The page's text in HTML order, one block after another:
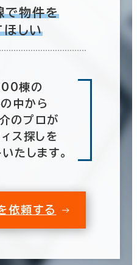
で物件を
ほしい
棟の
中から
のプロが
ス探しを
たします。
依頼する